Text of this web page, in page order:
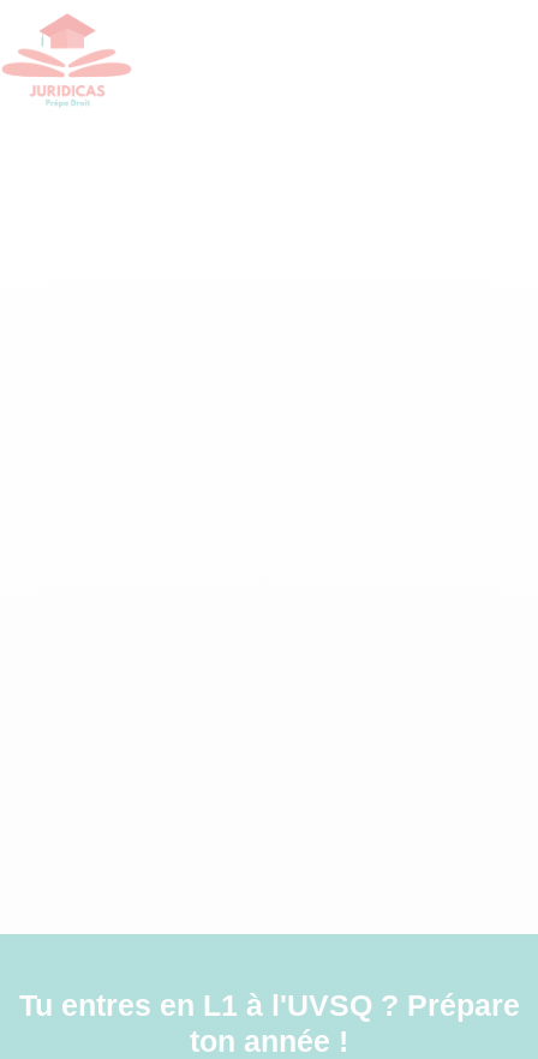
Tu entres en L1 à l'UVSQ ? Prépare
ton année !